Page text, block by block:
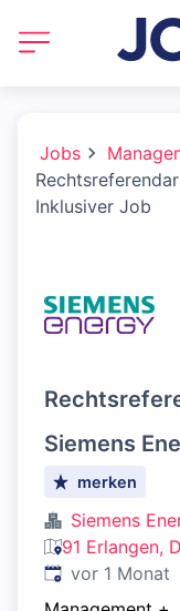
Jobs
Inklusiver Job
Siemens
merken
Siemens
91 Erlangen,
Veröffentlicht:
vor 1 Monat